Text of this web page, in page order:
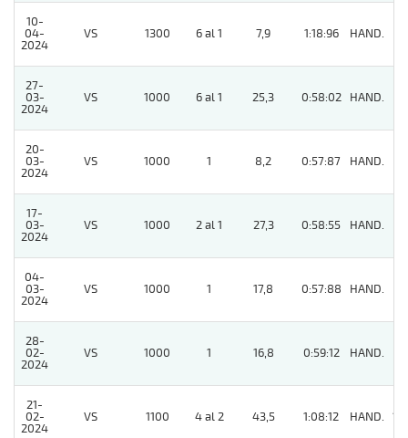
10-
04-
2024
VS 1300 6 al 1 7,9 1:18:96 HAND.
27-
03-
2024
VS 1000 6 al 1 25,3 0:58:02 HAND.
20-
03-
2024
VS 1000 1 8,2 0:57:87 HAND.
17-
03-
2024
VS 1000 2 al 1 27,3 0:58:55 HAND.
04-
03-
2024
VS 1000 1 17,8 0:57:88 HAND.
28-
02-
2024
VS 1000 1 16,8 0:59:12 HAND.
21-
02-
2024
VS 1100 4 al 2 43,5 1:08:12 HAND. 12